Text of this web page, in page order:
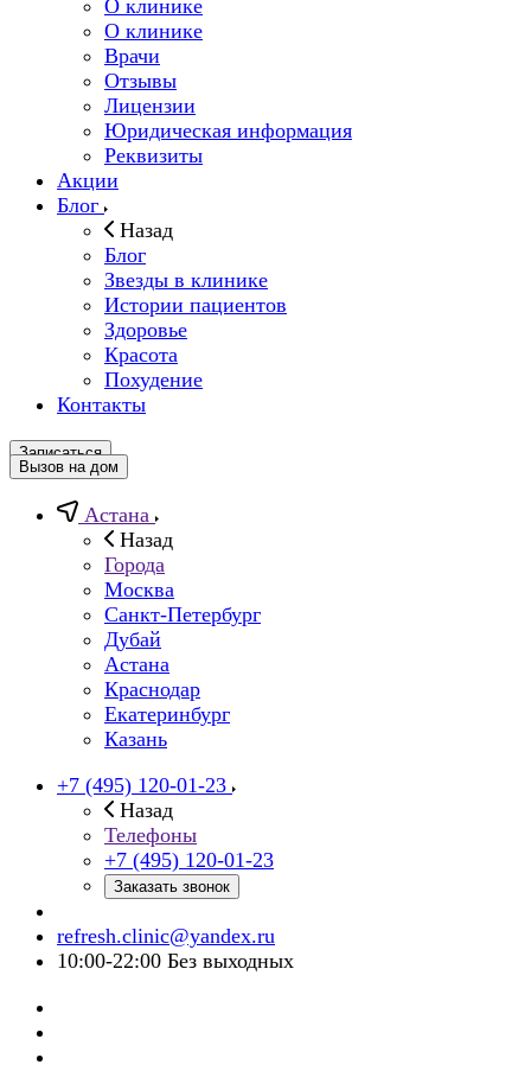
О клинике
О клинике
Врачи
Отзывы
Лицензии
Юридическая информация
Реквизиты
Акции
Блог
Назад
Блог
Звезды в клинике
Истории пациентов
Здоровье
Красота
Похудение
Контакты
Записаться
Вызов на дом
Астана
Назад
Города
Москва
Санкт-Петербург
Дубай
Астана
Краснодар
Екатеринбург
Казань
+7 (495) 120-01-23
Назад
Телефоны
+7 (495) 120-01-23
Заказать звонок
refresh.clinic@yandex.ru
10:00-22:00 Без выходных